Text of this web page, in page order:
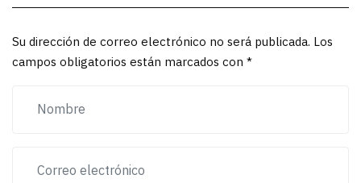
Su dirección de correo electrónico no será publicada. Los
campos obligatorios están marcados con *